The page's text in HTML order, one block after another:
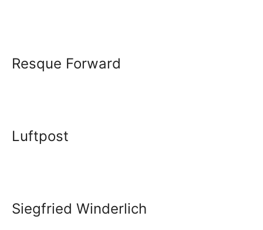
Resque Forward
Luftpost
Siegfried Winderlich